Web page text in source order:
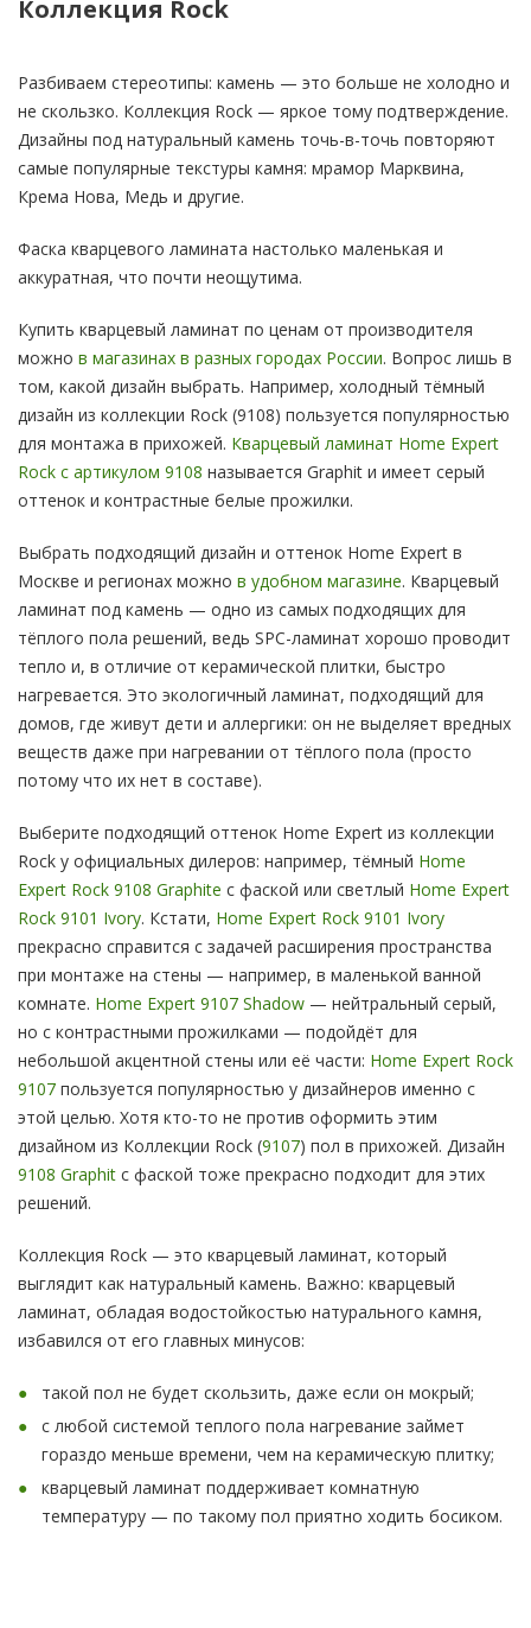
Коллекция Rock
Разбиваем стереотипы: камень — это больше не холодно и
не скользко. Коллекция Rock — яркое тому подтверждение.
Дизайны под натуральный камень точь-в-точь повторяют
самые популярные текстуры камня: мрамор Марквина,
Крема Нова, Медь и другие.
Фаска кварцевого ламината настолько маленькая и
аккуратная, что почти неощутима.
Купить кварцевый ламинат по ценам от производителя
можно в магазинах в разных городах России. Вопрос лишь в
том, какой дизайн выбрать. Например, холодный тёмный
дизайн из коллекции Rock (9108) пользуется популярностью
для монтажа в прихожей. Кварцевый ламинат Home Expert
Rock с артикулом 9108 называется Graphit и имеет серый
оттенок и контрастные белые прожилки.
Выбрать подходящий дизайн и оттенок Home Expert в
Москве и регионах можно в удобном магазине. Кварцевый
ламинат под камень — одно из самых подходящих для
тёплого пола решений, ведь SPC-ламинат хорошо проводит
тепло и, в отличие от керамической плитки, быстро
нагревается. Это экологичный ламинат, подходящий для
домов, где живут дети и аллергики: он не выделяет вредных
веществ даже при нагревании от тёплого пола (просто
потому что их нет в составе).
Выберите подходящий оттенок Home Expert из коллекции
Rock у официальных дилеров: например, тёмный Home
Expert Rock 9108 Graphite с фаской или светлый Home Expert
Rock 9101 Ivory. Кстати, Home Expert Rock 9101 Ivory
прекрасно справится с задачей расширения пространства
при монтаже на стены — например, в маленькой ванной
комнате. Home Expert 9107 Shadow — нейтральный серый,
но с контрастными прожилками — подойдёт для
небольшой акцентной стены или её части: Home Expert Rock
9107 пользуется популярностью у дизайнеров именно с
этой целью. Хотя кто-то не против оформить этим
дизайном из Коллекции Rock (9107) пол в прихожей. Дизайн
9108 Graphit с фаской тоже прекрасно подходит для этих
решений.
Коллекция Rock — это кварцевый ламинат, который
выглядит как натуральный камень. Важно: кварцевый
ламинат, обладая водостойкостью натурального камня,
избавился от его главных минусов:
такой пол не будет скользить, даже если он мокрый;
с любой системой теплого пола нагревание займет
гораздо меньше времени, чем на керамическую плитку;
кварцевый ламинат поддерживает комнатную
температуру — по такому пол приятно ходить босиком.